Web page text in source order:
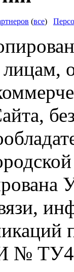
(все)
лицам,
№